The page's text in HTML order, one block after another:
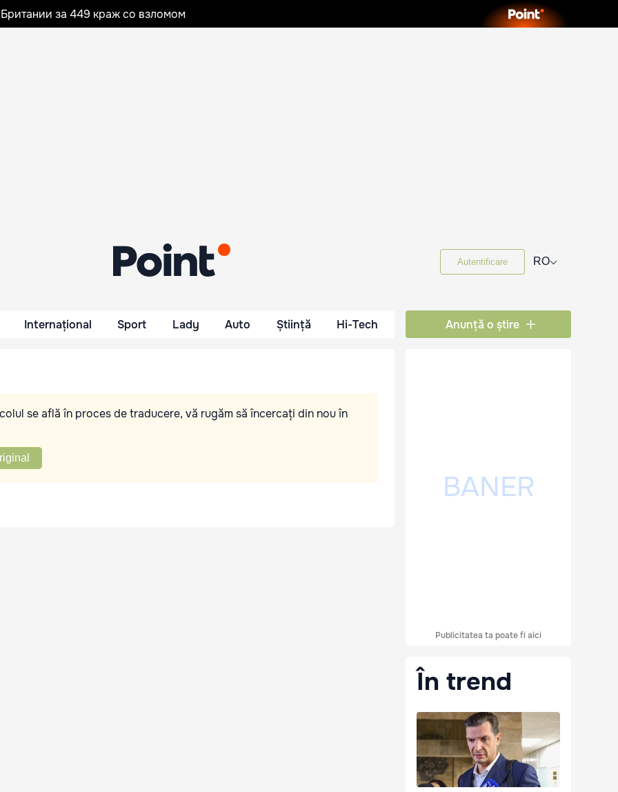
за 449 краж со взломом
Autentificare RO⌵
Internațional Sport Lady Auto Știință Hi-Tech Anunță o știre
se află în proces de traducere, vă rugăm să încercați din nou în
Publicitatea ta poate fi aici
În trend